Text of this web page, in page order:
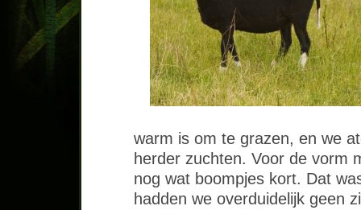
warm is om te grazen, en we
herder zuchten. Voor de vorm
nog wat boompjes kort. Dat
hadden we overduidelijk geen